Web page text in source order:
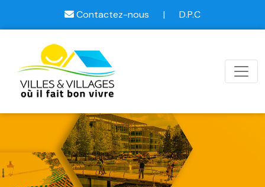
Contactez-nous | D.P.C